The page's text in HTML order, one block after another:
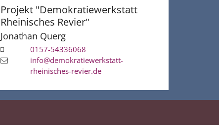
Projekt "Demokratiewerkstatt
Rheinisches Revier"
Jonathan Querg
0157-54336068
info@demokratiewerkstatt-
rheinisches-revier.de